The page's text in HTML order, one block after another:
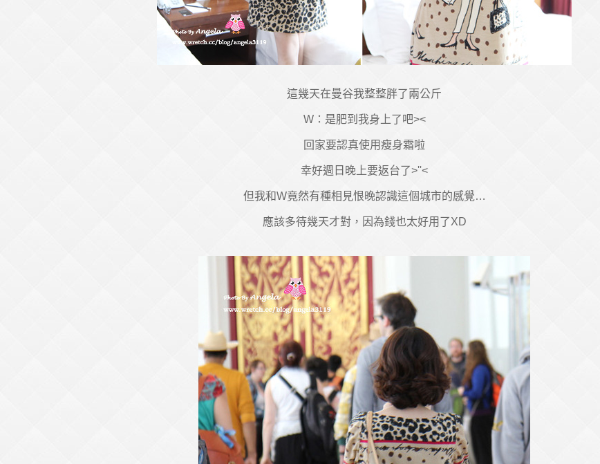
這幾天在曼谷我整整胖了兩公斤
W：是肥到我身上了吧><
回家要認真使用瘦身霜啦
幸好週日晚上要返台了>''<
但我和W竟然有種相見恨晚認識這個城市的感覺…
應該多待幾天才對，因為錢也太好用了XD